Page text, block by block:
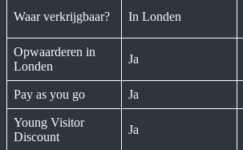
Waar verkrijgbaar? In Londen
Opwaarderen in
Londen
Ja
Pay as you go Ja
Young Visitor
Discount
Ja